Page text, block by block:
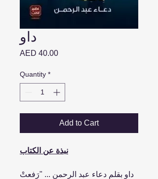
داو
AED 40.00Price
Quantity *
Add to Cart
نبذة عن الكتاب
داو بقلم دعاء عبد الرحمن ... "رَفعتْ